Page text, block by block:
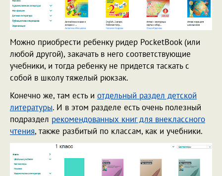
Можно приобрести ребенку ридер PocketBook (или
любой другой), закачать в него соответствующие
учебники, и тогда ребенку не придется таскать с
собой в школу тяжелый рюкзак.
Конечно же, там есть и отдельный раздел детской
литературы. И в этом разделе есть очень полезный
подраздел рекомендованных книг для внеклассного
чтения, также разбитый по классам, как и учебники.